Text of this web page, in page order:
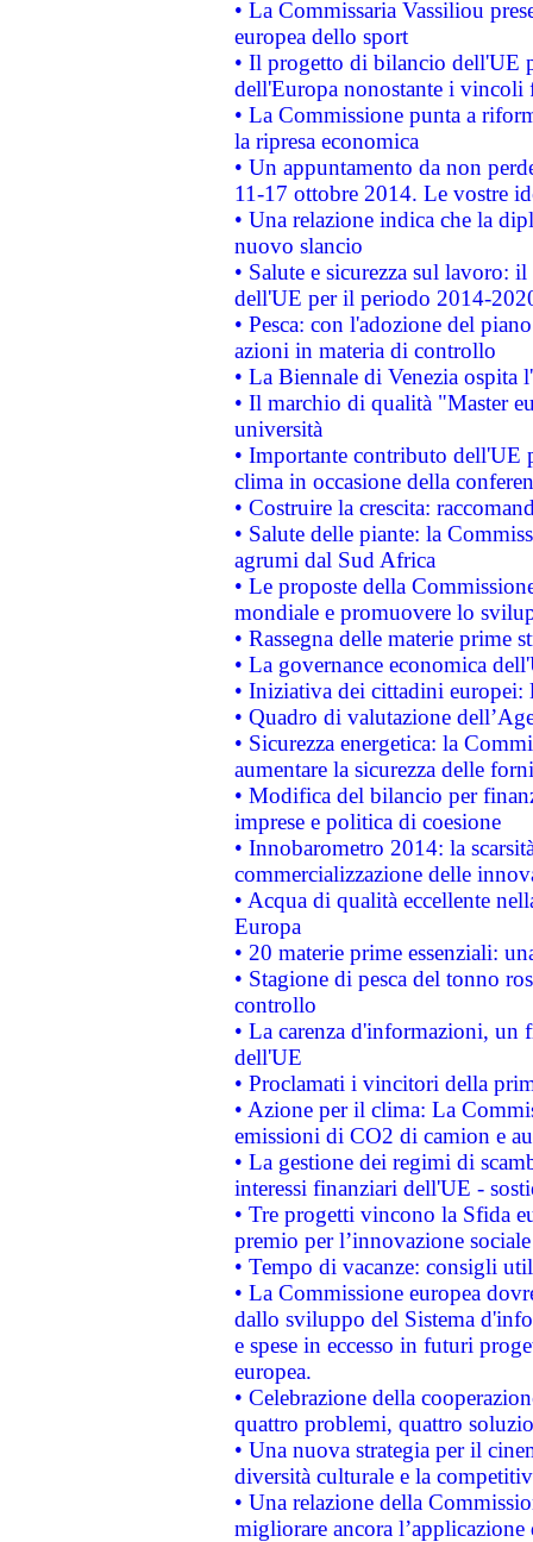
• La Commissaria Vassiliou
europea dello sport
• Il progetto di bilancio dell'UE
dell'Europa nonostante i vincoli
• La Commissione punta a
la ripresa economica
• Un appuntamento da non
11-17 ottobre 2014. Le vostre
• Una relazione indica che la
nuovo slancio
• Salute e sicurezza sul lavoro:
dell'UE per il periodo 2014-
• Pesca: con l'adozione del
azioni in materia di controllo
• La Biennale di Venezia ospita
• Il marchio di qualità "Master
università
• Importante contributo dell'UE
clima in occasione della
• Costruire la crescita:
• Salute delle piante: la
agrumi dal Sud Africa
• Le proposte della
mondiale e promuovere lo
• Rassegna delle materie prime
• La governance economica
• Iniziativa dei cittadini
• Quadro di valutazione
• Sicurezza energetica: la
aumentare la sicurezza delle
• Modifica del bilancio per
imprese e politica di coesione
• Innobarometro 2014: la
commercializzazione delle
• Acqua di qualità eccellente
Europa
• 20 materie prime essenziali:
• Stagione di pesca del tonno
controllo
• La carenza d'informazioni, un
dell'UE
• Proclamati i vincitori della
• Azione per il clima: La
emissioni di CO2 di camion e
• La gestione dei regimi di
interessi finanziari dell'UE -
• Tre progetti vincono la Sfida
premio per l’innovazione sociale
• Tempo di vacanze: consigli
• La Commissione europea
dallo sviluppo del Sistema
e spese in eccesso in futuri
europea.
• Celebrazione della
quattro problemi, quattro
• Una nuova strategia per il
diversità culturale e la
• Una relazione della
migliorare ancora